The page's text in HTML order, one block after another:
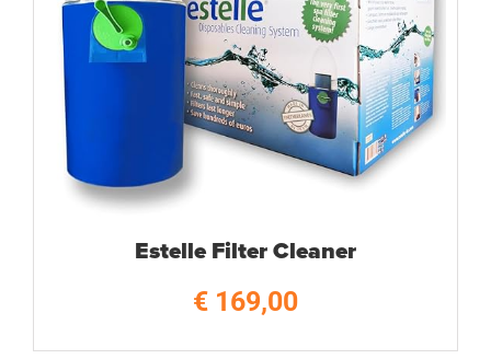
Estelle Filter Cleaner
€ 169,00